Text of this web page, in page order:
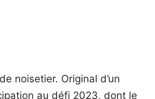
noisetier. Original d’un
au défi 2023, dont le